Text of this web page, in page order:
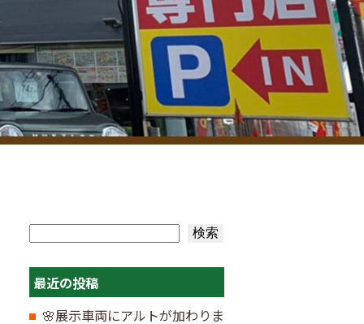
検索
最近の投稿
🌸展示車両にアルトが加わりま